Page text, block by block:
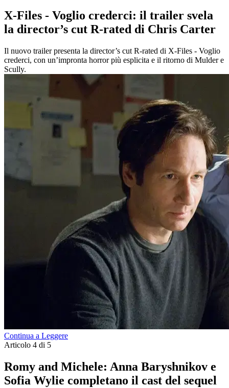
X-Files - Voglio crederci: il trailer svela
la director’s cut R-rated di Chris Carter
Il nuovo trailer presenta la director’s cut R-rated di X-Files - Voglio
crederci, con un’impronta horror più esplicita e il ritorno di Mulder e
Scully.
Continua a Leggere
Articolo 4 di 5
Romy and Michele: Anna Baryshnikov e
Sofia Wylie completano il cast del sequel